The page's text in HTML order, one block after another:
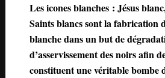
Les icones blanches : Jésus
Saints blancs sont la fabrication
blanche dans un but de
d’asservissement des noirs afin
constituent une véritable bombe